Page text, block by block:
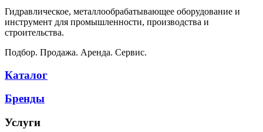
Гидравлическое, металлообрабатывающее оборудование и
инструмент для промышленности, производства и
строительства.
Подбор. Продажа. Аренда. Сервис.
Каталог
Бренды
Услуги